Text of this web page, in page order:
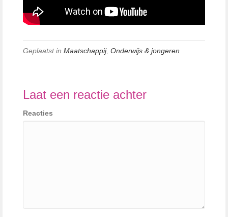
Geplaatst in Maatschappij, Onderwijs & jongeren
Laat een reactie achter
Reacties